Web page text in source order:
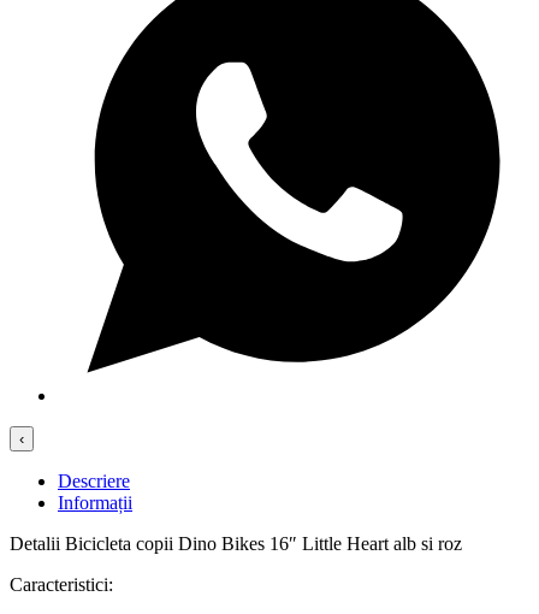
‹
Descriere
Informații
Detalii Bicicleta copii Dino Bikes 16″ Little Heart alb si roz
Caracteristici: